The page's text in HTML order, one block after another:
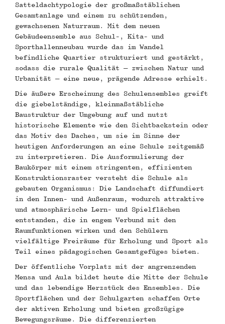
Satteldachtypologie der großmaßstäblichen
Gesamtanlage und einem zu schützenden,
gewachsenen Naturraum. Mit dem neuen
Gebäudeensemble aus Schul-, Kita- und
Sporthallenneubau wurde das im Wandel
befindliche Quartier strukturiert und gestärkt,
sodass die rurale Qualität – zwischen Natur und
Urbanität – eine neue, prägende Adresse erhielt.
Die äußere Erscheinung des Schulensembles greift
die giebelständige, kleinmaßstäbliche
Baustruktur der Umgebung auf und nutzt
historische Elemente wie den Sichtbackstein oder
das Motiv des Daches, um sie im Sinne der
heutigen Anforderungen an eine Schule zeitgemäß
zu interpretieren. Die Ausformulierung der
Baukörper mit einem stringenten, effizienten
Konstruktionsraster versteht die Schule als
gebauten Organismus: Die Landschaft diffundiert
in den Innen- und Außenraum, wodurch attraktive
und atmosphärische Lern- und Spielflächen
entstanden, die in engem Verbund mit den
Raumfunktionen wirken und den Schülern
vielfältige Freiräume für Erholung und Sport als
Teil eines pädagogischen Gesamtgefüges bieten.
Der öffentliche Vorplatz mit der angrenzenden
Mensa und Aula bildet heute die Mitte der Schule
und das lebendige Herzstück des Ensembles. Die
Sportflächen und der Schulgarten schaffen Orte
der aktiven Erholung und bieten großzügige
Bewegungsräume. Die differenzierten